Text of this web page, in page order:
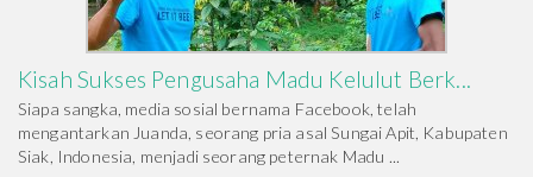
Kisah Sukses Pengusaha Madu Kelulut Berk...
Siapa sangka, media sosial bernama Facebook, telah
mengantarkan Juanda, seorang pria asal Sungai Apit, Kabupaten
Siak, Indonesia, menjadi seorang peternak Madu ...